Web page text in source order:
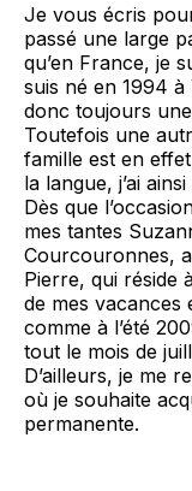
Je vous écris
passé une large
qu’en France, je
suis né en 1994
donc toujours
Toutefois une
famille est en
la langue, j’ai
Dès que
mes tantes
Courcouronnes,
Pierre, qui réside
de mes vacances
comme à l’été
tout le mois de
D’ailleurs, je me
où je souhaite
permanente.